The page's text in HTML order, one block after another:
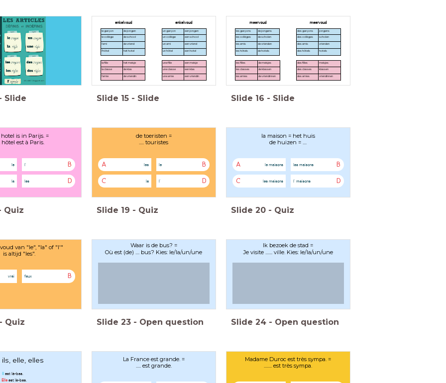
Slide
enkelvoud enkelvoud
le garçon de jongen
le collège de school
l'ami de vriend
l'hôtel het hotel
la fille het meisje
la classe de klas
l'amie de vriendin
un garçon een jongen
un collège een school
un ami een vriend
un hôtel een hotel
une fille een meisje
une classe een klas
une amie een vriendin
Slide 15 - Slide
meervoud meervoud
les garçons de jongens
les collèges de scholen
les amis de vrienden
les hôtels de hotels
les filles de meisjes
les classes de klassen
les amies de vriendinnen
des garçons jongens
des collèges scholen
des amis vrienden
des hôtels hotels
des filles meisjes
des classes klassen
des amies vriendinnen
Slide 16 - Slide
hotel is in Parijs. =
hôtel est à Paris.
le B
l'
la D
les
Quiz
de toeristen =
..... touristes
A les B
le
C la D
l'
Slide 19 - Quiz
la maison = het huis
de huizen = ....
A le maisons B
las maisons
C les maisons D
l' maisons
Slide 20 - Quiz
van "le", "la" of "l'"
is altijd "les".
vrai B
faux
- Quiz
Waar is de bus? =
Où est (de) .... bus? Kies: le/la/un/une
Slide 23 - Open question
Ik bezoek de stad =
Je visite ....... ville. Kies: le/la/un/une
Slide 24 - Open question
ils, elle, elles
Il est là-bas.
Elle est là-bas.
La France est grande. =
..... est grande.
Madame Duroc est très sympa. =
........ est très sympa.